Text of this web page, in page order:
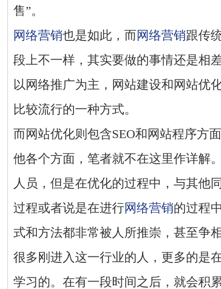
售”。
网络营销也是如此，而网络营销跟传
段上不一样，其实要做的事情还是相
以网络推广为主，网站建设和网站优
比较流行的一种方式。
而网站优化则包含SEO和网站程序方
他各个方面，笔者就不在这里作详解
人员，但是在优化的过程中，与其他
过程或者说是在进行网络营销的过程
式和方法都非常被人所推崇，甚至争
很多刚进入这一行业的人，更多的是
学习的。在有一段时间之后，就会积